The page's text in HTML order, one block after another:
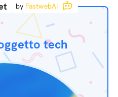
by FastwebAI
tech